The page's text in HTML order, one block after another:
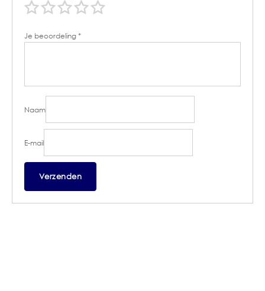
Je beoordeling*
Naam
E-mail